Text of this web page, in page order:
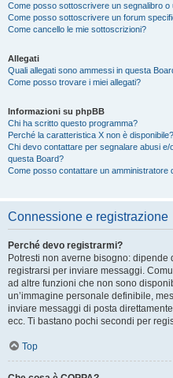
Come posso sottoscrivere un segnalibro o
Come posso sottoscrivere un forum
Come cancello le mie sottoscrizioni?
Allegati
Quali allegati sono ammessi in questa
Come posso trovare i miei allegati?
Informazioni su phpBB
Chi ha scritto questo programma?
Perché la caratteristica X non è disponibile?
Chi devo contattare per segnalare abusi e/
questa Board?
Come posso contattare un amministratore
Connessione e registrazione
Perché devo registrarmi?
Potresti non averne bisogno:
registrarsi per inviare messaggi.
ad altre funzioni che non sono
un’immagine personale definibile,
inviare messaggi di posta
ecc. Ti bastano pochi secondi per
Top